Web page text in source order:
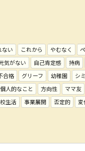
ない これから やむなく
気がない 自己肯定感 持病
合格 グリーフ 幼稚園 シ
個人的なこと 方向性 ママ友
生活 事業展開 否定的 変